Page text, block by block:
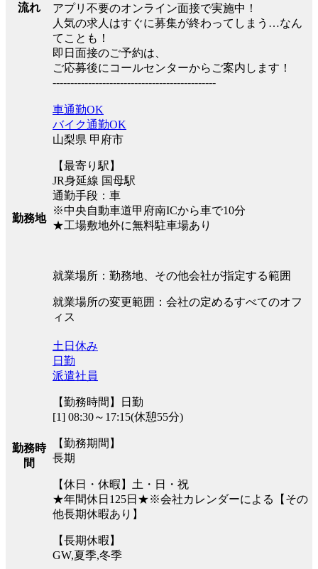
流れ
アプリ不要のオンライン面接で実施中！
人気の求人はすぐに募集が終わってしまう…なん
てことも！
即日面接のご予約は、
ご応募後にコールセンターからご案内します！
----------------------------------------------
勤務地
車通勤OK
バイク通勤OK
山梨県 甲府市
【最寄り駅】
JR身延線 国母駅
通勤手段：車
※中央自動車道甲府南ICから車で10分
★工場敷地外に無料駐車場あり
就業場所：勤務地、その他会社が指定する範囲
就業場所の変更範囲：会社の定めるすべてのオフ
ィス
勤務時
間
土日休み
日勤
派遣社員
【勤務時間】日勤
[1] 08:30～17:15(休憩55分)
【勤務期間】
長期
【休日・休暇】土・日・祝
★年間休日125日★※会社カレンダーによる【その
他長期休暇あり】
【長期休暇】
GW,夏季,冬季